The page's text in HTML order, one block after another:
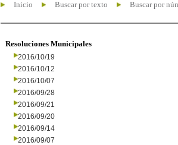
Inicio Buscar por texto Buscar por
Resoluciones Municipales
2016/10/19
2016/10/12
2016/10/07
2016/09/28
2016/09/21
2016/09/20
2016/09/14
2016/09/07